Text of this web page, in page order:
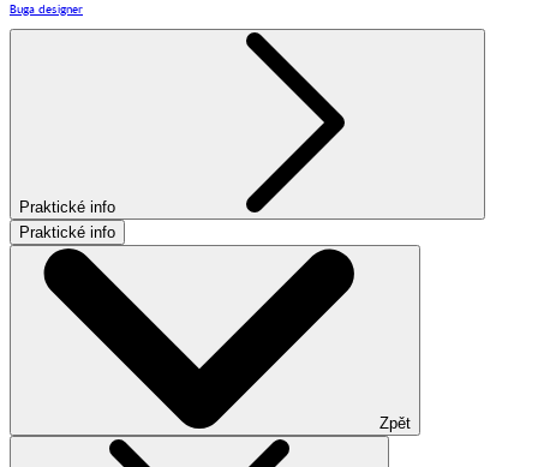
Buga designer
Praktické info
Praktické info
Zpět